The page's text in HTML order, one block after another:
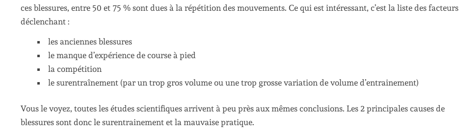
ces blessures, entre 50 et 75 % sont dues à la répétition des mouvements. Ce qui est intéressant, c’est la liste des facteurs
déclenchant :
les anciennes blessures
le manque d’expérience de course à pied
la compétition
le surentraînement (par un trop gros volume ou une trop grosse variation de volume d’entrainement)
Vous le voyez, toutes les études scientifiques arrivent à peu près aux mêmes conclusions. Les 2 principales causes de
blessures sont donc le surentrainement et la mauvaise pratique.